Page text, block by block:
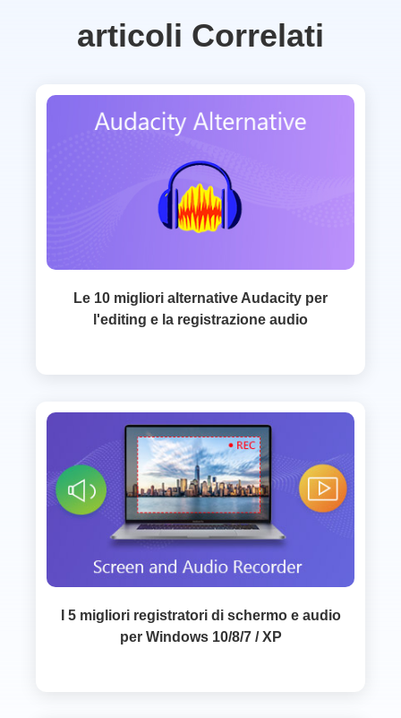
articoli Correlati
Le 10 migliori alternative Audacity per
l'editing e la registrazione audio
I 5 migliori registratori di schermo e audio
per Windows 10/8/7 / XP